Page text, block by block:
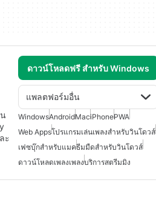
ดาวน์โหลดฟรี สำหรับ Windows
แพลตฟอร์มอื่น
ะ
WindowsAndroidMaciPhonePWA
Web Appsโปรแกรมเล่นเพลงสำหรับวินโดวส์
เฟซบุ๊กสำหรับแมคธีมมืดสำหรับวินโดวส์
ดาวน์โหลดเพลงเพลงบริการสตรีมมิง